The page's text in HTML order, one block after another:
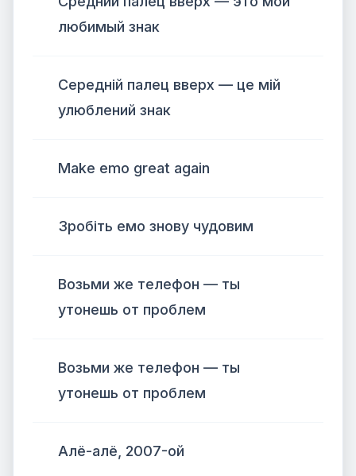
любимый знак
Середній палец вверх — це мій
улюблений знак
Make emo great again
Зробіть емо знову чудовим
Возьми же телефон — ты
утонешь от проблем
Возьми же телефон — ты
утонешь от проблем
Алё-алё, 2007-ой